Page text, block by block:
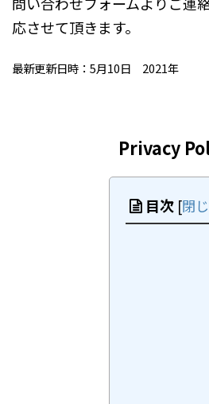
応させて頂きます。
最新更新日時：5月10日 2021年
Privacy
目次 [閉